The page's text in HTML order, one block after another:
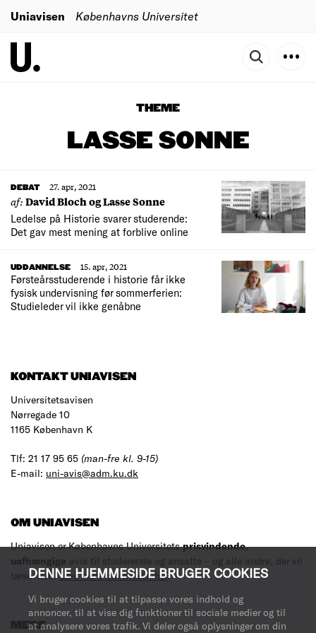
DENNE HJEMMESIDE BRUGER COOKIES
Vi bruger cookies til at tilpasse vores indhold og
annoncer, til at vise dig funktioner til sociale medier og til
at analysere vores trafik. Vi deler også oplysninger om din
Uniavisen Københavns Universitet
THEME
LASSE SONNE
DEBAT 27. apr, 2021
af:David Bloch og Lasse Sonne
Ledelse på Historie svarer studerende:
Det gav mest mening at forblive online
UDDANNELSE
15. apr, 2021
Førsteårsstuderende i historie får ikke
fysisk undervisning før sommerferien:
Studieleder vil ikke genåbne
KONTAKT UNIAVISEN
Universitetsavisen
Nørregade 10
1165 København K
Tlf: 21 17 95 65 (man-fre kl. 9-15)
E-mail: uni-avis@adm.ku.dk
OM UNIAVISEN
Uniavisen er Københavns Universitetsprisvindende,
uafhængige avis til studerende og ansatte – og alle andre, der vil
læse med.Læs mere om avisen her.
MERE